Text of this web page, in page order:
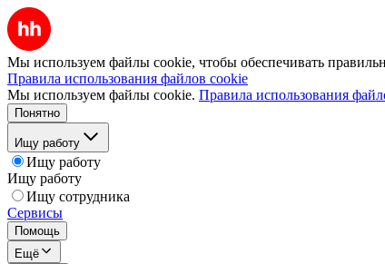
Мы используем файлы cookie, чтобы обеспечивать
Правила использования файлов cookie
Мы используем файлы cookie. Правила использования
Понятно
Ищу работу
Ищу работу
Ищу работу
Ищу сотрудника
Сервисы
Помощь
Ещё